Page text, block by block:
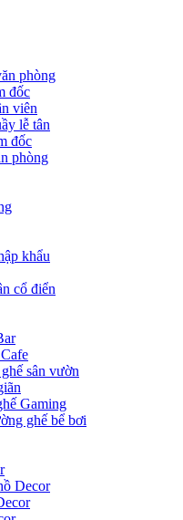
phòng
đốc
viên
lễ tân
đốc
phòng
khẩu
cổ điển
sân vườn
Gaming
ghế bể bơi
Decor